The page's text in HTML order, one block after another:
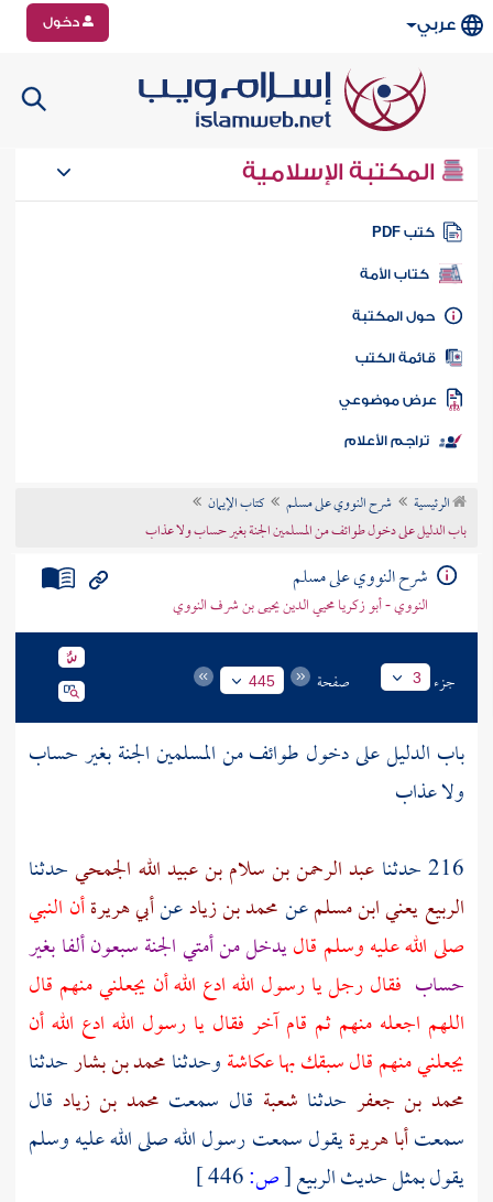
عربي دخول
المكتبة الإسلامية
كتب PDF
كتاب الأمة
المكتبة
الكتب
موضوعي
تراجم الأعلام
الرئيسية شرح النووي على مسلم
كتاب الإيمان
باب الدليل على دخول طوائف من المسلمين الجنة بغير حساب ولا عذاب
شرح النووي على مسلم
النووي - أبو زكريا محيي الدين يحيى بن شرف النووي
جزء 3 صفحة 445
باب الدليل على دخول طوائف من المسلمين الجنة بغير حساب
ولا عذاب
216 حدثنا
عبد الرحمن بن سلام بن عبيد الله الجمحيحدثنا
الربيع يعني ابن مسلمعنمحمد بن زيادعنأبي هريرةأن النبي
صلى الله عليه وسلم قاليدخل من أمتي الجنة سبعون ألفا بغير
حساب فقال رجل يا رسول الله ادع الله أن يجعلني منهم قال
اللهم اجعله منهم ثم قام آخر فقال يا رسول الله ادع الله أن
يجعلني منهم قال سبقك بهاعكاشةوحدثنامحمد بن بشارحدثنا
محمد بن جعفر حدثنا شعبة قال سمعت محمد بن زياد قال
سمعتأبا هريرةيقول سمعت رسول الله صلى الله عليه وسلم
يقول بمثل حديثالربيع[ص: